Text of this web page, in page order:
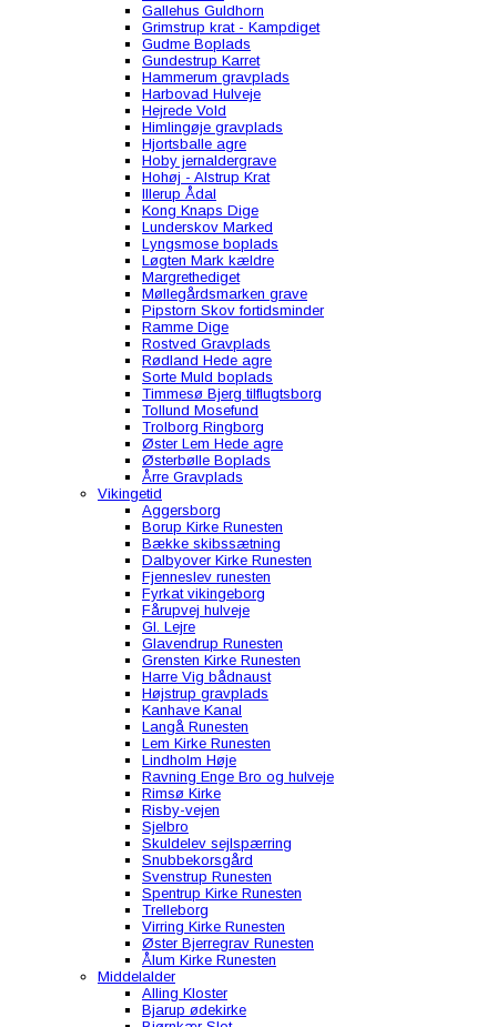
Gallehus Guldhorn
Grimstrup krat - Kampdiget
Gudme Boplads
Gundestrup Karret
Hammerum gravplads
Harbovad Hulveje
Hejrede Vold
Himlingøje gravplads
Hjortsballe agre
Hoby jernaldergrave
Hohøj - Alstrup Krat
Illerup Ådal
Kong Knaps Dige
Lunderskov Marked
Lyngsmose boplads
Løgten Mark kældre
Margrethediget
Møllegårdsmarken grave
Pipstorn Skov fortidsminder
Ramme Dige
Rostved Gravplads
Rødland Hede agre
Sorte Muld boplads
Timmesø Bjerg tilflugtsborg
Tollund Mosefund
Trolborg Ringborg
Øster Lem Hede agre
Østerbølle Boplads
Årre Gravplads
Vikingetid
Aggersborg
Borup Kirke Runesten
Bække skibssætning
Dalbyover Kirke Runesten
Fjenneslev runesten
Fyrkat vikingeborg
Fårupvej hulveje
Gl. Lejre
Glavendrup Runesten
Grensten Kirke Runesten
Harre Vig bådnaust
Højstrup gravplads
Kanhave Kanal
Langå Runesten
Lem Kirke Runesten
Lindholm Høje
Ravning Enge Bro og hulveje
Rimsø Kirke
Risby-vejen
Sjelbro
Skuldelev sejlspærring
Snubbekorsgård
Svenstrup Runesten
Spentrup Kirke Runesten
Trelleborg
Virring Kirke Runesten
Øster Bjerregrav Runesten
Ålum Kirke Runesten
Middelalder
Alling Kloster
Bjarup ødekirke